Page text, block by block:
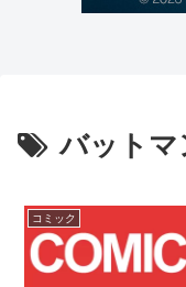
バットマ
コミック